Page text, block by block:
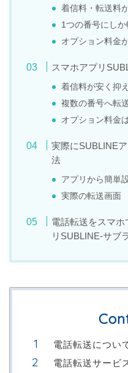
着信料・転送料
1つの番号にし
オプション料金
スマホアプリ
着信料が安く抑
複数の番号へ転
オプション料金
実際にSUBLINE
法
アプリから簡単
実際の転送画面
電話転送をスマ
リSUBLINE-サブ
電話転送につい
電話転送サービ